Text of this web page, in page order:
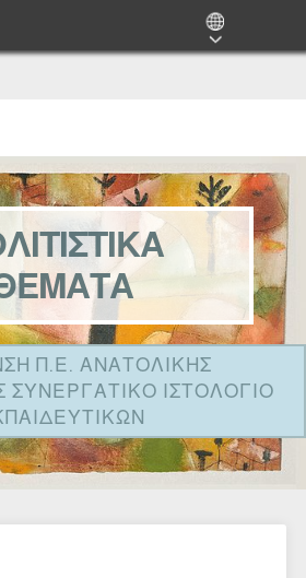
Π.Ε. ΑΝΑΤΟΛΙΚΗΣ
ΣΥΝΕΡΓΑΤΙΚΟ ΙΣΤΟΛΟΓΙΟ